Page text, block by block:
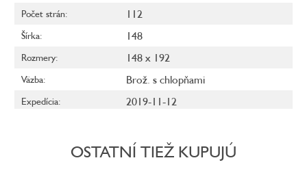
Počet strán: 112
Šírka: 148
Rozmery: 148 x 192
Väzba: Brož. s chlopňami
Expedícia: 2019-11-12
OSTATNÍ TIEŽ KUPUJÚ